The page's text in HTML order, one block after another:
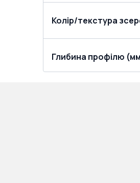
Колір/текстура
Глибина профілю